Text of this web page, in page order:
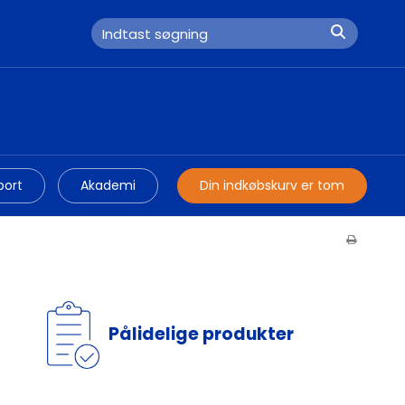
Akademi Din indkøbskurv er tom
Pålidelige produkter